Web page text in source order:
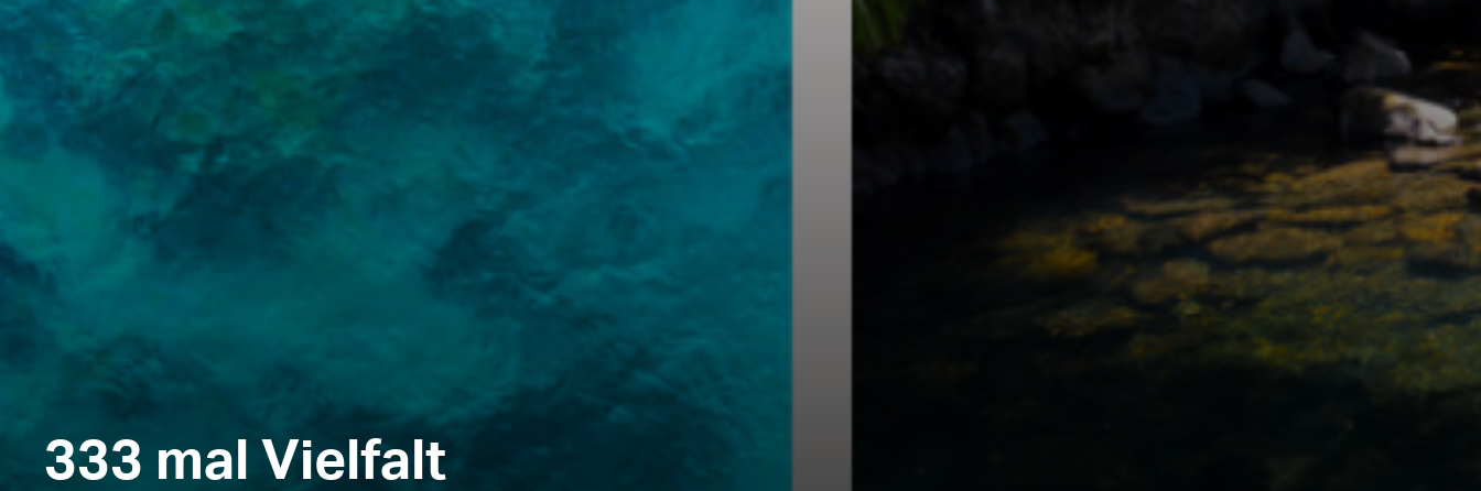
333 mal Vielfalt